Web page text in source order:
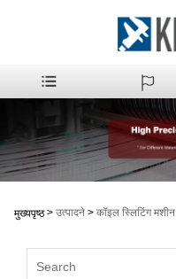
मुख्यपृष्ठ > उत्पादने > कॉइल स्लिटिंग मशीन